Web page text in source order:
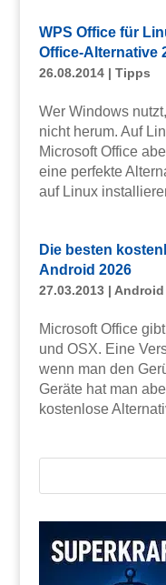
WPS Office für
Office-Alternative
26.08.2014| Tipps
Wer Windows
nicht herum. Auf
Microsoft Office
eine perfekte
auf Linux
Die besten
Android 2026
27.03.2013| Android
Microsoft Office
und OSX. Eine
wenn man den
Geräte hat man
kostenlose